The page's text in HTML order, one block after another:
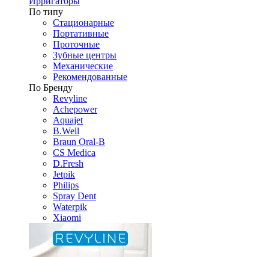
По типу
Стационарные
Портативные
Проточные
Зубные центры
Механические
Рекомендованные
По Бренду
Revyline
Achepower
Aquajet
B.Well
Braun Oral-B
CS Medica
D.Fresh
Jetpik
Philips
Spray Dent
Waterpik
Xiaomi